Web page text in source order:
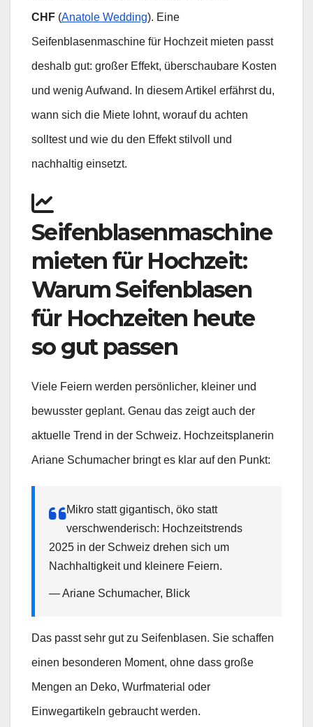
CHF (Anatole Wedding). Eine
Seifenblasenmaschine für Hochzeit mieten passt
deshalb gut: großer Effekt, überschaubare Kosten
und wenig Aufwand. In diesem Artikel erfährst du,
wann sich die Miete lohnt, worauf du achten
solltest und wie du den Effekt stilvoll und
nachhaltig einsetzt.
Seifenblasenmaschine
mieten für Hochzeit:
Warum Seifenblasen
für Hochzeiten heute
so gut passen
Viele Feiern werden persönlicher, kleiner und
bewusster geplant. Genau das zeigt auch der
aktuelle Trend in der Schweiz. Hochzeitsplanerin
Ariane Schumacher bringt es klar auf den Punkt:
Mikro statt gigantisch, öko statt
verschwenderisch: Hochzeitstrends
2025 in der Schweiz drehen sich um
Nachhaltigkeit und kleinere Feiern.
— Ariane Schumacher, Blick
Das passt sehr gut zu Seifenblasen. Sie schaffen
einen besonderen Moment, ohne dass große
Mengen an Deko, Wurfmaterial oder
Einwegartikeln gebraucht werden.